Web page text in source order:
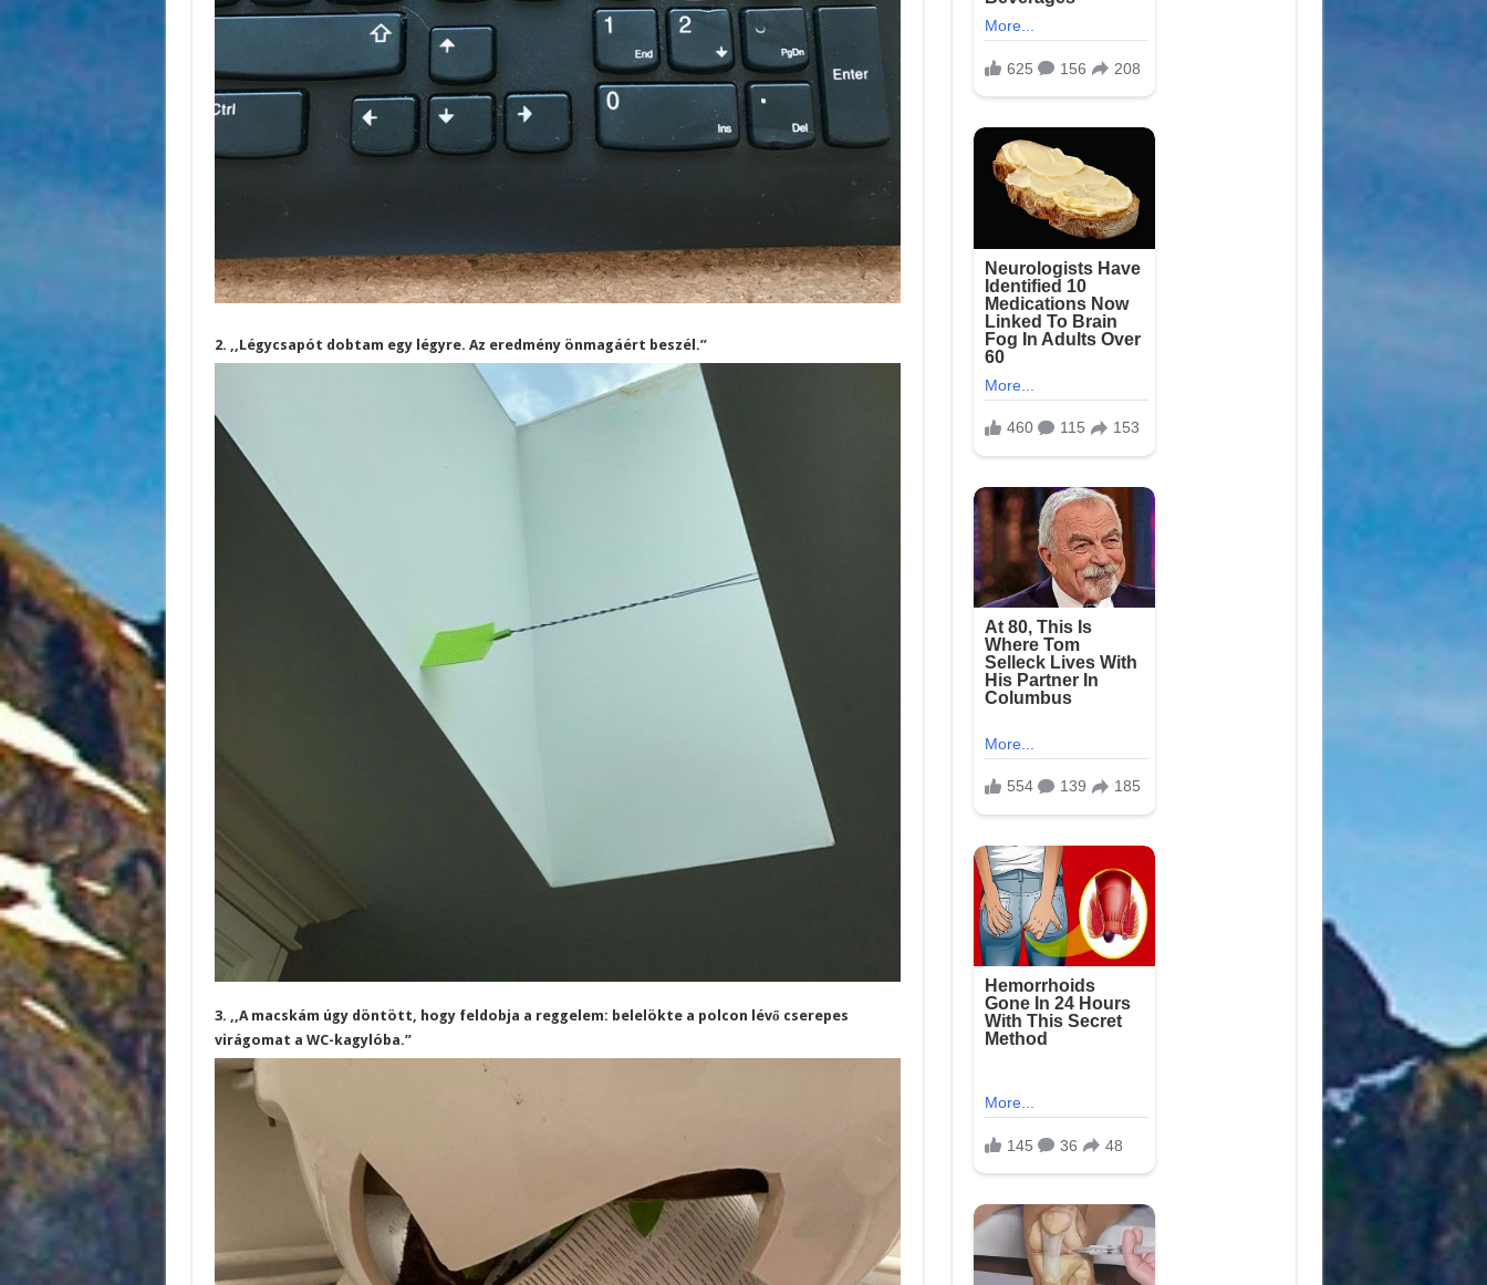
2. ,,Légycsapót dobtam egy légyre. Az eredmény önmagáért beszél.”
3. ,,A macskám úgy döntött, hogy feldobja a reggelem: belelökte a polcon lévő cserepes
virágomat a WC-kagylóba.”